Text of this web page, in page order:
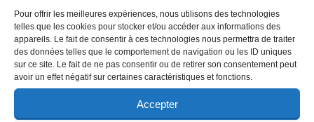
Pour offrir les meilleures expériences, nous utilisons des technologies
telles que les cookies pour stocker et/ou accéder aux informations des
appareils. Le fait de consentir à ces technologies nous permettra de traiter
des données telles que le comportement de navigation ou les ID uniques
sur ce site. Le fait de ne pas consentir ou de retirer son consentement peut
avoir un effet négatif sur certaines caractéristiques et fonctions.
Accepter
rêve éveillé de tout claquer l’espace d’une
nuit, pour la beauté du coup.
Longtemps, Philippe Jarreau ne s’est pas
couché de bonne heure. Sa disparition, qui
n’en est pas une, fait de lui un peu plus encore